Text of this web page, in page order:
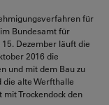
für
Bundesamt für
Dezember läuft die
2016 die
und mit dem Bau zu
die alte Werfthalle
Trockendock den